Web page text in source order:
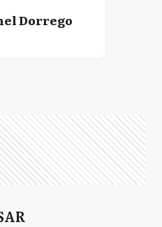
Dorrego